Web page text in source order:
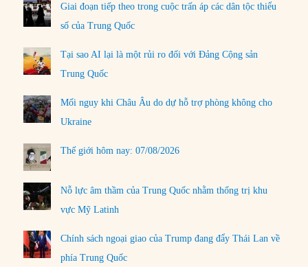
Giai đoạn tiếp theo trong cuộc trấn áp các dân tộc thiểu
số của Trung Quốc
Tại sao AI lại là một rủi ro đối với Đảng Cộng sản
Trung Quốc
Mối nguy khi Châu Âu do dự hỗ trợ phòng không cho
Ukraine
Thế giới hôm nay: 07/08/2026
Nỗ lực âm thầm của Trung Quốc nhằm thống trị khu
vực Mỹ Latinh
Chính sách ngoại giao của Trump đang đẩy Thái Lan về
phía Trung Quốc